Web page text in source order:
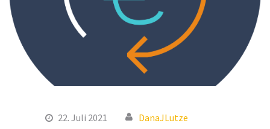
22. Juli 2021 DanaJLutze